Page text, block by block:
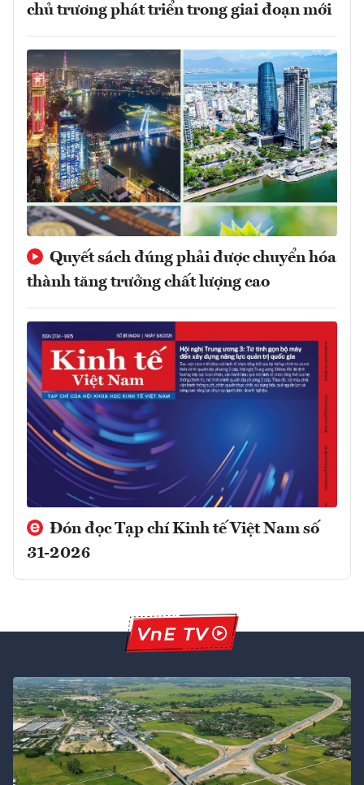
chủ trương phát triển trong giai đoạn mới
Quyết sách đúng phải được chuyển hóa
thành tăng trưởng chất lượng cao
Đón đọc Tạp chí Kinh tế Việt Nam số
31-2026